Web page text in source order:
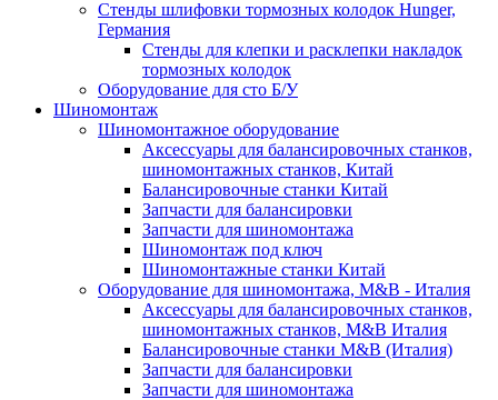
Стенды шлифовки тормозных колодок Hunger,
Германия
Стенды для клепки и расклепки накладок
тормозных колодок
Оборудование для сто Б/У
Шиномонтаж
Шиномонтажное оборудование
Аксессуары для балансировочных станков,
шиномонтажных станков, Китай
Балансировочные станки Китай
Запчасти для балансировки
Запчасти для шиномонтажа
Шиномонтаж под ключ
Шиномонтажные станки Китай
Оборудование для шиномонтажа, M&B - Италия
Аксессуары для балансировочных станков,
шиномонтажных станков, M&B Италия
Балансировочные станки M&B (Италия)
Запчасти для балансировки
Запчасти для шиномонтажа